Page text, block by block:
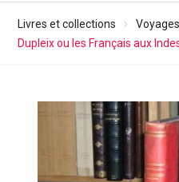
Livres et collections Voyages
Dupleix ou les Français aux